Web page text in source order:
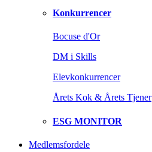
Konkurrencer
Bocuse d'Or
DM i Skills
Elevkonkurrencer
Årets Kok & Årets Tjener
ESG MONITOR
Medlemsfordele